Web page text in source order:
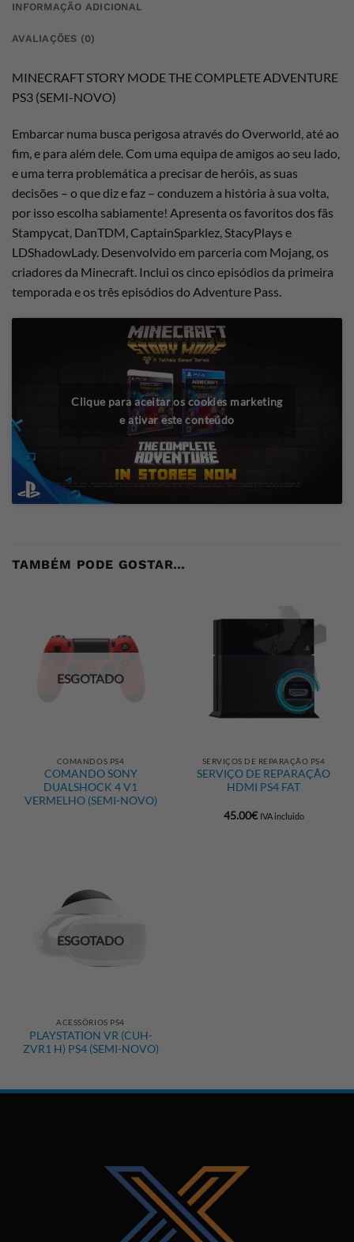
INFORMAÇÃO ADICIONAL
AVALIAÇÕES (0)
MINECRAFT STORY MODE THE COMPLETE ADVENTURE
PS3 (SEMI-NOVO)
Embarcar numa busca perigosa através do Overworld, até ao
fim, e para além dele. Com uma equipa de amigos ao seu lado,
e uma terra problemática a precisar de heróis, as suas
decisões – o que diz e faz – conduzem a história à sua volta,
por isso escolha sabiamente! Apresenta os favoritos dos fãs
Stampycat, DanTDM, CaptainSparklez, StacyPlays e
LDShadowLady. Desenvolvido em parceria com Mojang, os
criadores da Minecraft. Inclui os cinco episódios da primeira
temporada e os três episódios do Adventure Pass.
Clique para aceitar os cookies marketing
e ativar este conteúdo
TAMBÉM PODE GOSTAR…
ESGOTADO
COMANDOS PS4
COMANDO SONY
DUALSHOCK 4 V1
VERMELHO (SEMI-NOVO)
SERVIÇOS DE REPARAÇÃO PS4
SERVIÇO DE REPARAÇÃO
HDMI PS4 FAT
45.00€ IVA incluido
ESGOTADO
ACESSÓRIOS PS4
PLAYSTATION VR (CUH-
ZVR1 H) PS4 (SEMI-NOVO)